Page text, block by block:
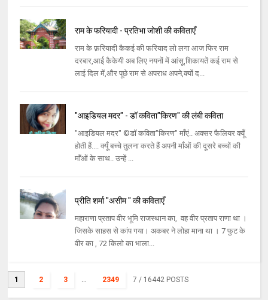
राम के फरियादी - प्रतिभा जोशी की कविताएँ
राम के फ़रियादी कैकई की फरियाद लो लगा आज फिर राम
दरबार,आई कैकेयी अब लिए नयनों में आंसू,शिकायतें कई राम से
लाई दिल में,और पूछे राम से अपराध अपने,क्यों द...
"आइडियल मदर" - डॉ कविता"किरण" की लंबी कविता
"आइडियल मदर" ©डॉ कविता"किरण" माँएं.. अक्सर फैलियर क्यूँ
होती हैं.... क्यूँ बच्चे तुलना करते हैं अपनी माँओं की दूसरे बच्चों की
माँओं के साथ.. उन्हें ...
प्रीति शर्मा "असीम " की कविताएँ
महाराणा प्रताप वीर भूमि राजस्थान का, वह वीर प्रताप राणा था ।
जिसके साहस से कांप गया। अकबर ने लोहा माना था । 7 फुट के
वीर का , 72 किलो का भाला...
1 2 3 ... 2349 7 / 16442 POSTS